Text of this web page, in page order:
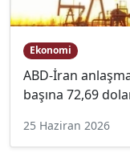
Ekonomi
ABD-İran
başına 72,69
25 Haziran 2026